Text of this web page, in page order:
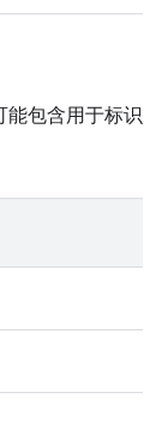
能包含用于标识